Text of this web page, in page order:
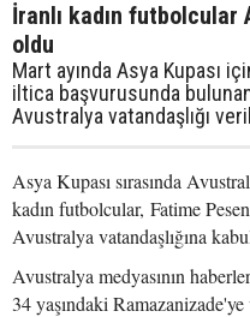
İranlı kadın futbolcular
oldu
Mart ayında Asya Kupası
iltica başvurusunda
Avustralya vatandaşlığı
Asya Kupası sırasında
kadın futbolcular, Fatime
Avustralya vatandaşlığına
Avustralya medyasının
34 yaşındaki